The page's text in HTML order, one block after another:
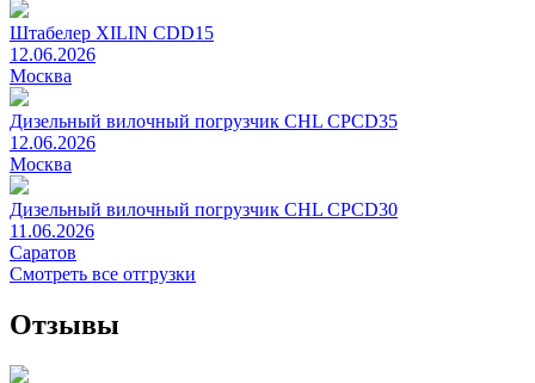
Штабелер XILIN CDD15
12.06.2026
Москва
Дизельный вилочный погрузчик CHL CPCD35
12.06.2026
Москва
Дизельный вилочный погрузчик CHL CPCD30
11.06.2026
Саратов
Смотреть все отгрузки
Отзывы